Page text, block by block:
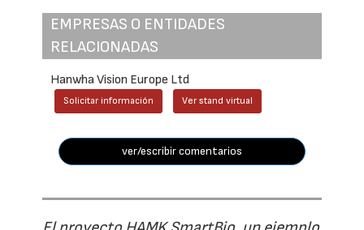
EMPRESAS O ENTIDADES
RELACIONADAS
Hanwha Vision Europe Ltd
Solicitar información Ver stand virtual
ver/escribir comentarios